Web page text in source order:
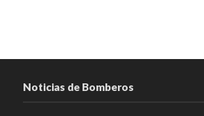
Noticias de Bomberos